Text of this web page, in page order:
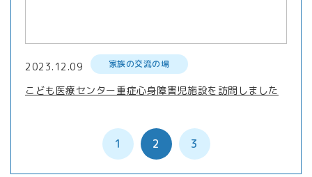
2023.12.09 家族の交流の場
こども医療センター重症心身障害児施設を訪問しました
1 2 3